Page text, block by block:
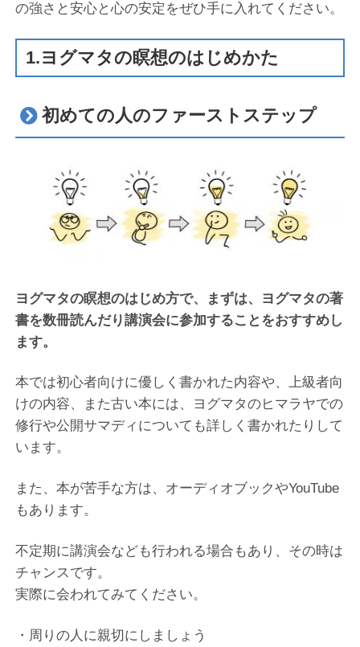
の強さと安心と心の安定をぜひ手に入れてください。
1.ヨグマタの瞑想のはじめかた
初めての人のファーストステップ
ヨグマタの瞑想のはじめ方で、まずは、ヨグマタの著
書を数冊読んだり講演会に参加することをおすすめし
ます。
本では初心者向けに優しく書かれた内容や、上級者向
けの内容、また古い本には、ヨグマタのヒマラヤでの
修行や公開サマディについても詳しく書かれたりして
います。
また、本が苦手な方は、オーディオブックやYouTube
もあります。
不定期に講演会なども行われる場合もあり、その時は
チャンスです。
実際に会われてみてください。
・周りの人に親切にしましょう